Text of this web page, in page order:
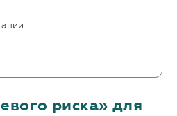
риска» для